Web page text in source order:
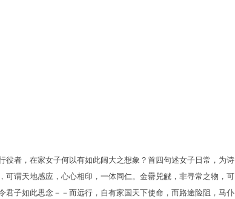
役者，在家女子何以有如此阔大之想象？首四句述女子日常，为诗
谓天地感应，心心相印，一体同仁。金罍兕觥，非寻常之物，可
子如此思念－－而远行，自有家国天下使命，而路途险阻，马仆